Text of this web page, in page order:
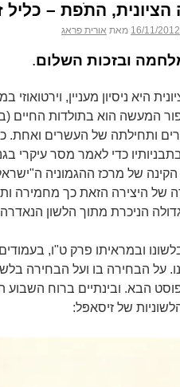
הציונית, התֹפת – כליל
16/11/2012 מאת אורית פראג
ובזכות השלום.
היא ניסיון מעניין,
המעשה הוא בתולדות החיים
ותחילתה של העשרים ואחת.
כדי לאמר מסר
של מרכז ההגמוניה
של היצירה הזאת כך מחמירה
הניכרת מתוך הלשון
על הבחירה בו ועל הבחירה
הבא. ובינתיים ברוח השבוע
של זיסאפּל: